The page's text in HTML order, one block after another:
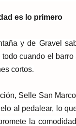
es lo primero
y de Gravel
todo cuando el
cortos.
Selle San
al pedalear, lo
la como